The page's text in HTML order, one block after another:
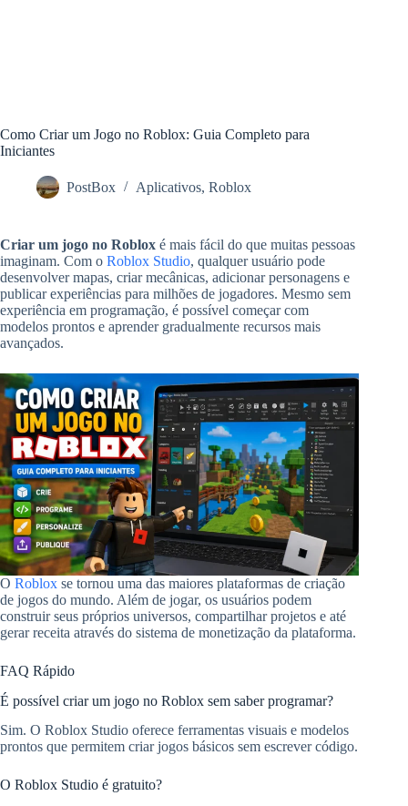
Como Criar um Jogo no Roblox: Guia Completo para
Iniciantes
PostBox Aplicativos, Roblox
Criar um jogo no Roblox é mais fácil do que muitas pessoas
imaginam. Com o Roblox Studio, qualquer usuário pode
desenvolver mapas, criar mecânicas, adicionar personagens e
publicar experiências para milhões de jogadores. Mesmo sem
experiência em programação, é possível começar com
modelos prontos e aprender gradualmente recursos mais
avançados.
O Roblox se tornou uma das maiores plataformas de criação
de jogos do mundo. Além de jogar, os usuários podem
construir seus próprios universos, compartilhar projetos e até
gerar receita através do sistema de monetização da plataforma.
FAQ Rápido
É possível criar um jogo no Roblox sem saber programar?
Sim. O Roblox Studio oferece ferramentas visuais e modelos
prontos que permitem criar jogos básicos sem escrever código.
O Roblox Studio é gratuito?